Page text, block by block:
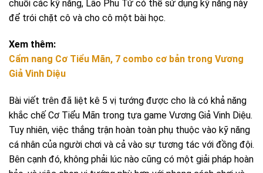
chuỗi các kỹ năng, Lão Phu Tử có thể sử dụng kỹ năng này
để trói chặt cô và cho cô một bài học.
Xem thêm:
Cẩm nang Cơ Tiểu Mãn, 7 combo cơ bản trong Vương
Giả Vinh Diệu
Bài viết trên đã liệt kê 5 vị tướng được cho là có khả năng
khắc chế Cơ Tiểu Mãn trong tựa game Vương Giả Vinh Diệu.
Tuy nhiên, việc thắng trận hoàn toàn phụ thuộc vào kỹ năng
cá nhân của người chơi và cả vào sự tương tác với đồng đội.
Bên cạnh đó, không phải lúc nào cũng có một giải pháp hoàn